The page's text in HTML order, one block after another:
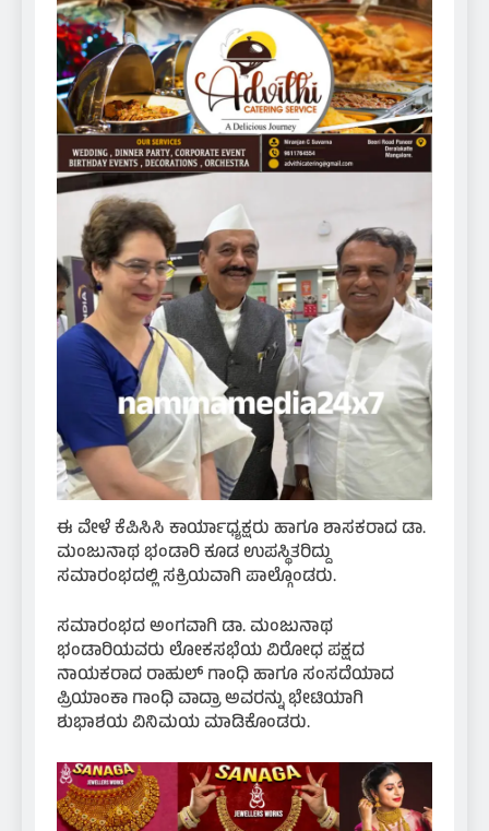
ಈ ವೇಳೆ ಕೆಪಿಸಿಸಿ ಕಾರ್ಯಾಧ್ಯಕ್ಷರು ಹಾಗೂ ಶಾಸಕರಾದ ಡಾ.
ಮಂಜುನಾಥ ಭಂಡಾರಿ ಕೂಡ ಉಪಸ್ಥಿತರಿದ್ದು
ಸಮಾರಂಭದಲ್ಲಿ ಸಕ್ರಿಯವಾಗಿ ಪಾಲ್ಗೊಂಡರು.
ಸಮಾರಂಭದ ಅಂಗವಾಗಿ ಡಾ. ಮಂಜುನಾಥ
ಭಂಡಾರಿಯವರು ಲೋಕಸಭೆಯ ವಿರೋಧ ಪಕ್ಷದ
ನಾಯಕರಾದ ರಾಹುಲ್ ಗಾಂಧಿ ಹಾಗೂ ಸಂಸದೆಯಾದ
ಪ್ರಿಯಾಂಕಾ ಗಾಂಧಿ ವಾದ್ರಾ ಅವರನ್ನು ಭೇಟಿಯಾಗಿ
ಶುಭಾಶಯ ವಿನಿಮಯ ಮಾಡಿಕೊಂಡರು.